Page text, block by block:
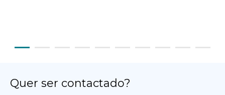
Quer ser contactado?